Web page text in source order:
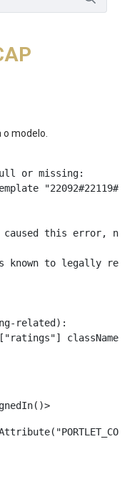
o modelo.
or missing:
this error,
to legally refer
related):